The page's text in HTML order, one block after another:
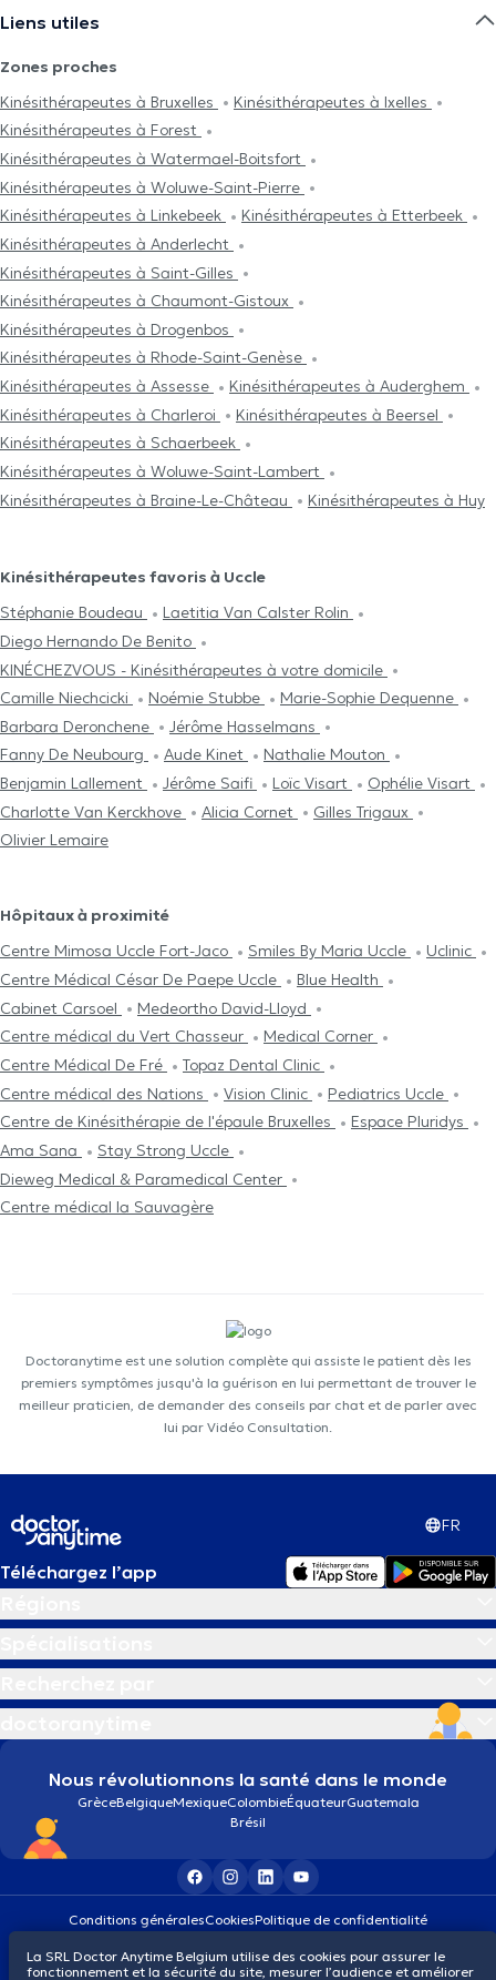
Liens utiles
Zones proches
Kinésithérapeutes à Bruxelles
Kinésithérapeutes à Ixelles
Kinésithérapeutes à Forest
Kinésithérapeutes à Watermael-Boitsfort
Kinésithérapeutes à Woluwe-Saint-Pierre
Kinésithérapeutes à Linkebeek
Kinésithérapeutes à Etterbeek
Kinésithérapeutes à Anderlecht
Kinésithérapeutes à Saint-Gilles
Kinésithérapeutes à Chaumont-Gistoux
Kinésithérapeutes à Drogenbos
Kinésithérapeutes à Rhode-Saint-Genèse
Kinésithérapeutes à Assesse
Kinésithérapeutes à Auderghem
Kinésithérapeutes à Charleroi
Kinésithérapeutes à Beersel
Kinésithérapeutes à Schaerbeek
Kinésithérapeutes à Woluwe-Saint-Lambert
Kinésithérapeutes à Braine-Le-Château
Kinésithérapeutes à Huy
Kinésithérapeutes favoris à Uccle
Stéphanie Boudeau
Laetitia Van Calster Rolin
Diego Hernando De Benito
KINÉCHEZVOUS - Kinésithérapeutes à votre domicile
Camille Niechcicki
Noémie Stubbe
Marie-Sophie Dequenne
Barbara Deronchene
Jérôme Hasselmans
Fanny De Neubourg
Aude Kinet
Nathalie Mouton
Benjamin Lallement
Jérôme Saifi Loïc Visart
Ophélie Visart
Charlotte Van Kerckhove
Alicia Cornet
Gilles Trigaux
Olivier Lemaire
Hôpitaux à proximité
Centre Mimosa Uccle Fort-Jaco
Smiles By Maria Uccle
Uclinic
Centre Médical César De Paepe Uccle
Blue Health
Cabinet Carsoel
Medeortho David-Lloyd
Centre médical du Vert Chasseur
Medical Corner
Centre Médical De Fré
Topaz Dental Clinic
Centre médical des Nations
Vision Clinic
Pediatrics Uccle
Centre de Kinésithérapie de l'épaule Bruxelles
Espace Pluridys
Ama Sana
Stay Strong Uccle
Dieweg Medical & Paramedical Center
Centre médical la Sauvagère
Doctoranytime est une solution complète qui assiste le patient dès les
premiers symptômes jusqu'à la guérison en lui permettant de trouver le
meilleur praticien, de demander des conseils par chat et de parler avec
lui par Vidéo Consultation.
FR
Téléchargez l’app
Nous révolutionnons la santé dans le monde
GrèceBelgiqueMexiqueColombieÉquateurGuatemala
Brésil
Conditions généralesCookiesPolitique de confidentialité
La SRL Doctor Anytime Belgium utilise des cookies pour assurer le
fonctionnement et la sécurité du site, mesurer l’audience et améliorer